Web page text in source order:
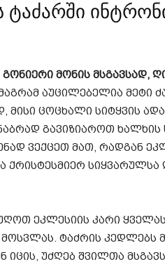
ტაძარში
მონის მსგავსად,
აუცილებელია მეტი
მისი ცოცხალი სიტყვის
გავიზიაროთ
ვექცეთ მათ, რადგან
ქრისტესმიერ სიყვარულსა
ეკლესიის კარი
მოსვლას. ტაძრის კედლებს
უძღებ შვილთა